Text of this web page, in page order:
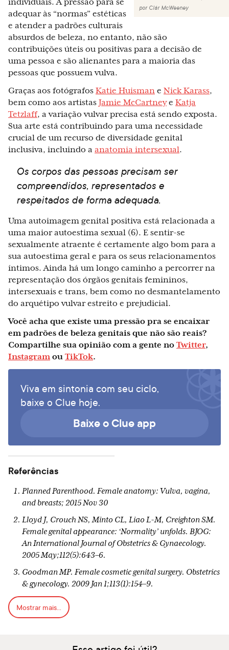
por Clár McWeeney
individuais. A pressão para se
adequar às “normas” estéticas
e atender a padrões culturais
absurdos de beleza, no entanto, não são
contribuições úteis ou positivas para a decisão de
uma pessoa e são alienantes para a maioria das
pessoas que possuem vulva.
Graças aos fotógrafos Katie Huisman e Nick Karass,
bem como aos artistas Jamie McCartneye Katja
Tetzlaff, a variação vulvar precisa está sendo exposta.
Sua arte está contribuindo para uma necessidade
crucial de um recurso de diversidade genital
inclusiva, incluindo a anatomia intersexual.
Os corpos das pessoas precisam ser
compreendidos, representados e
respeitados de forma adequada.
Uma autoimagem genital positiva está relacionada a
uma maior autoestima sexual (6). E sentir-se
sexualmente atraente é certamente algo bom para a
sua autoestima geral e para os seus relacionamentos
íntimos. Ainda há um longo caminho a percorrer na
representação dos órgãos genitais femininos,
intersexuais e trans, bem como no desmantelamento
do arquétipo vulvar estreito e prejudicial.
Você acha que existe uma pressão pra se encaixar
em padrões de beleza genitais que não são reais?
Compartilhe sua opinião com a gente no Twitter,
Instagram ou TikTok.
Viva em sintonia com seu ciclo,
baixe o Clue hoje.
Baixe o Clue app
Referências
Planned Parenthood. Female anatomy: Vulva, vagina,
and breasts; 2015 Nov 30
Lloyd J, Crouch NS, Minto CL, Liao L-M, Creighton SM.
Female genital appearance: ‘Normality’ unfolds. BJOG:
An International Journal of Obstetrics & Gynaecology.
2005 May;112(5):643–6.
Goodman MP. Female cosmetic genital surgery. Obstetrics
& gynecology. 2009 Jan 1;113(1):154–9.
Schick VR, Rima BN, Calabrese SK. E vulva lution: The
portrayal of women’s external Genitalia and physique
Mostrar mais...